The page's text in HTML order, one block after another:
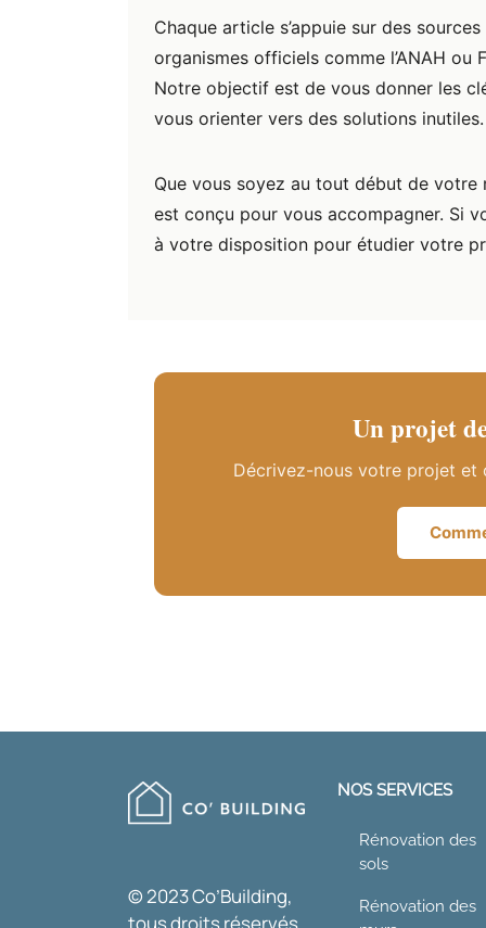
Chaque article s’appuie sur des
organismes officiels comme l’ANAH ou
Notre objectif est de vous donner les
vous orienter vers des solutions inutiles.
Que vous soyez au tout début de
est conçu pour vous accompagner. Si
à votre disposition pour étudier votre
Un projet
Décrivez-nous votre projet et
© 2023 Co’Building,
NOS SERVICES
Rénovation des
sols
Rénovation des